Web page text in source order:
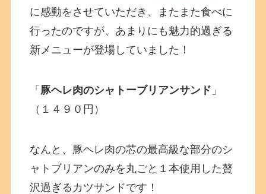
に感動をさせていただき、またまた食べに
行ったのですが、あまりにも魅力的過ぎる
新メニューが登場していました！
「 豚ヘレ肉のシャトーブリアンサンド 」
（１４９０円）
なんと、豚ヘレ肉の芯の最高級な部分のシ
ャトブリアンのみを丸ごと１本使用した贅
沢過ぎるカツサンドです！